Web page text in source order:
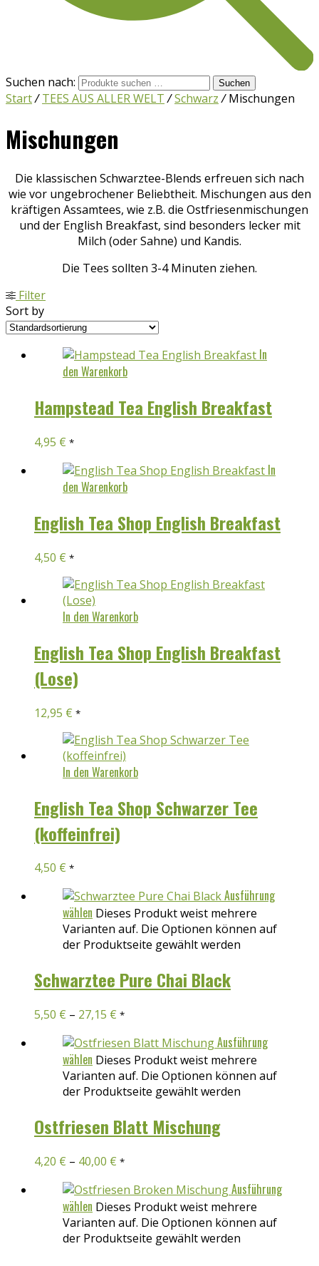
Suchen nach: Suchen
Start/ TEES AUS ALLER WELT /Schwarz /Mischungen
Mischungen
Die klassischen Schwarztee-Blends erfreuen sich nach
wie vor ungebrochener Beliebtheit. Mischungen aus den
kräftigen Assamtees, wie z.B. die Ostfriesenmischungen
und der English Breakfast, sind besonders lecker mit
Milch (oder Sahne) und Kandis.
Die Tees sollten 3-4 Minuten ziehen.
Filter
Sort by
In
den Warenkorb
Hampstead Tea English Breakfast
4,95 € *
In
den Warenkorb
English Tea Shop English Breakfast
4,50 € *
In den Warenkorb
English Tea Shop English Breakfast
(Lose)
12,95 € *
In den Warenkorb
English Tea Shop Schwarzer Tee
(koffeinfrei)
4,50 € *
Ausführung
wählen Dieses Produkt weist mehrere
Varianten auf. Die Optionen können auf
der Produktseite gewählt werden
Schwarztee Pure Chai Black
5,50 € – 27,15 € *
Ausführung
wählen Dieses Produkt weist mehrere
Varianten auf. Die Optionen können auf
der Produktseite gewählt werden
Ostfriesen Blatt Mischung
4,20 € – 40,00 € *
Ausführung
wählen Dieses Produkt weist mehrere
Varianten auf. Die Optionen können auf
der Produktseite gewählt werden